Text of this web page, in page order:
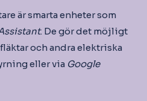
är smarta enheter som
. De gör det möjligt
och andra elektriska
eller via Google